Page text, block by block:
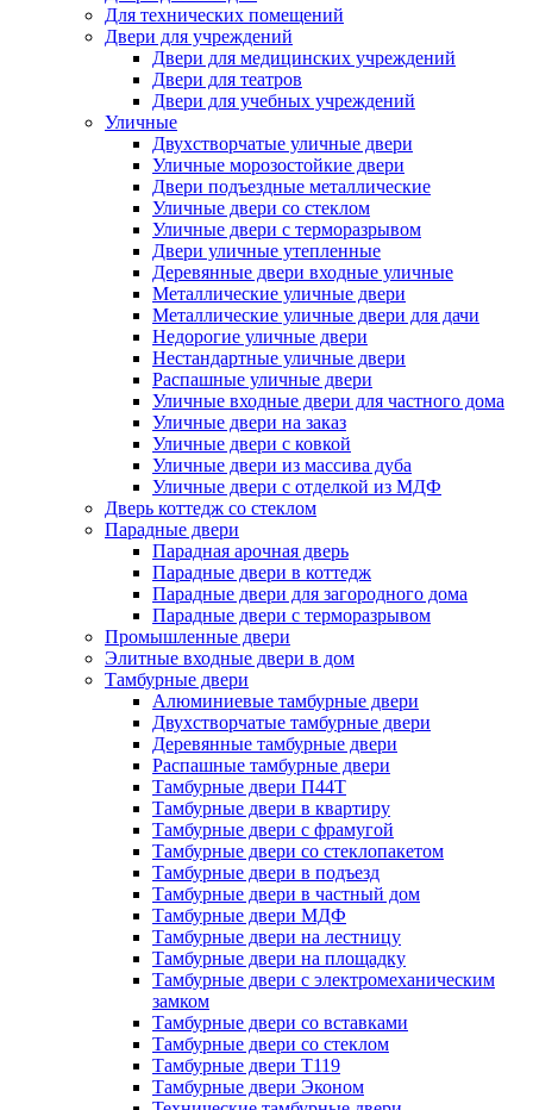
Для технических помещений
Двери для учреждений
Двери для медицинских учреждений
Двери для театров
Двери для учебных учреждений
Уличные
Двухстворчатые уличные двери
Уличные морозостойкие двери
Двери подъездные металлические
Уличные двери со стеклом
Уличные двери с терморазрывом
Двери уличные утепленные
Деревянные двери входные уличные
Металлические уличные двери
Металлические уличные двери для дачи
Недорогие уличные двери
Нестандартные уличные двери
Распашные уличные двери
Уличные входные двери для частного дома
Уличные двери на заказ
Уличные двери с ковкой
Уличные двери из массива дуба
Уличные двери с отделкой из МДФ
Дверь коттедж со стеклом
Парадные двери
Парадная арочная дверь
Парадные двери в коттедж
Парадные двери для загородного дома
Парадные двери с терморазрывом
Промышленные двери
Элитные входные двери в дом
Тамбурные двери
Алюминиевые тамбурные двери
Двухстворчатые тамбурные двери
Деревянные тамбурные двери
Распашные тамбурные двери
Тамбурные двери П44Т
Тамбурные двери в квартиру
Тамбурные двери с фрамугой
Тамбурные двери со стеклопакетом
Тамбурные двери в подъезд
Тамбурные двери в частный дом
Тамбурные двери МДФ
Тамбурные двери на лестницу
Тамбурные двери на площадку
Тамбурные двери с электромеханическим
замком
Тамбурные двери со вставками
Тамбурные двери со стеклом
Тамбурные двери Т119
Тамбурные двери Эконом